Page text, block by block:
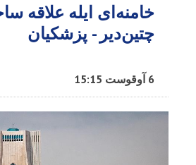
خامنه‌ای ایله علاقه
چتین‌دیر - پزشکیان
6 آوقوست 15:15